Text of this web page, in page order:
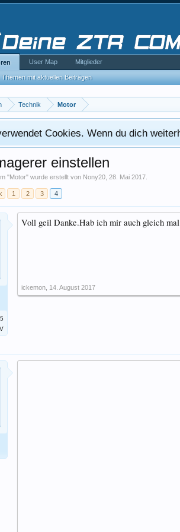
Technik Motor
Cookies. Wenn du dich
einstellen
"Motor" wurde erstellt von Nony20 ,28. Mai 2017
1 2 3 4
Voll geil Danke.Hab ich mir auch gleich
ickemon 14. August 2017
Themen mit aktuellen Beiträgen
User Map Mitglieder